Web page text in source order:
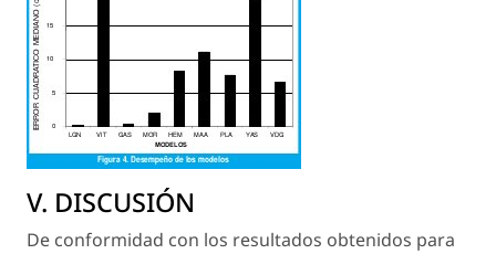
V. DISCUSIÓN
De conformidad con los resultados obtenidos para